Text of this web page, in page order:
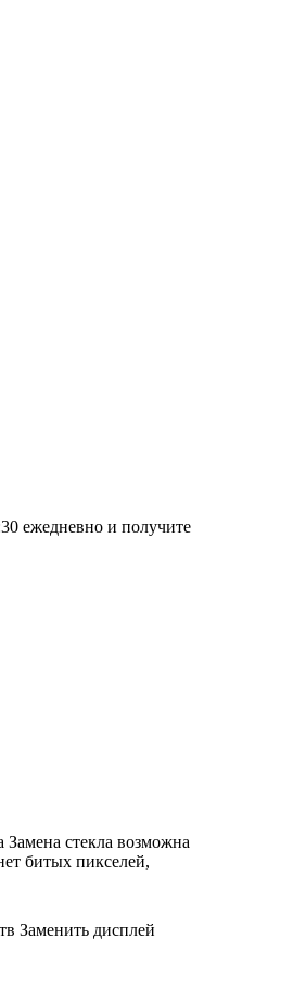
ежедневно и получите
Замена стекла возможна
битых пикселей,
Заменить дисплей